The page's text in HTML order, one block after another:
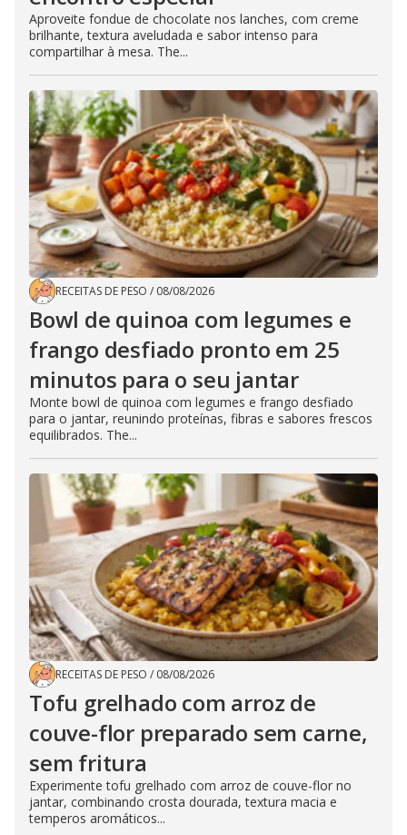
Aproveite fondue de chocolate nos lanches, com creme
brilhante, textura aveludada e sabor intenso para
compartilhar à mesa. The...
RECEITAS DE PESO / 08/08/2026
Bowl de quinoa com legumes e
frango desfiado pronto em 25
minutos para o seu jantar
Monte bowl de quinoa com legumes e frango desfiado
para o jantar, reunindo proteínas, fibras e sabores frescos
equilibrados. The...
RECEITAS DE PESO / 08/08/2026
Tofu grelhado com arroz de
couve-flor preparado sem carne,
sem fritura
Experimente tofu grelhado com arroz de couve-flor no
jantar, combinando crosta dourada, textura macia e
temperos aromáticos...